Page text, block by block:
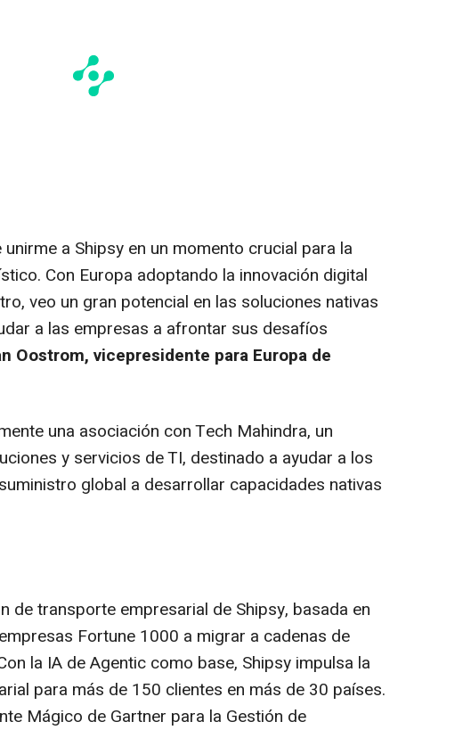
a Shipsy en un momento crucial para la
Con Europa adoptando la innovación digital
veo un gran potencial en las soluciones nativas
a las empresas a afrontar sus desafíos
Oostrom, vicepresidente para Europa de
una asociación con Tech Mahindra, un
y servicios de TI, destinado a ayudar a los
global a desarrollar capacidades nativas
de transporte empresarial de Shipsy, basada en
Fortune 1000 a migrar a cadenas de
la IA de Agentic como base, Shipsy impulsa la
para más de 150 clientes en más de 30 países.
Mágico de Gartner para la Gestión de